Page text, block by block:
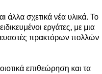
άλλα σχετικά νέα υλικά. Το
εργάτες, με μια
πρακτόρων πολλών
επιθεώρηση και τα